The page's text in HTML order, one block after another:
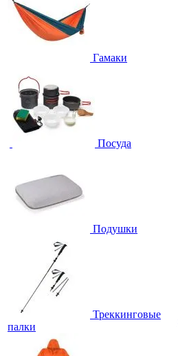
Гамаки
Посуда
Подушки
Треккинговые
палки